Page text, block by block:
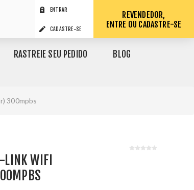
ENTRAR
CADASTRE-SE
REVENDEDOR,
ENTRE OU CADASTRE-SE
RASTREIE SEU PEDIDO BLOG
300mpbs
LINK WIFI